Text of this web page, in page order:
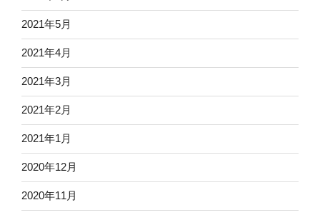
2021年5月
2021年4月
2021年3月
2021年2月
2021年1月
2020年12月
2020年11月